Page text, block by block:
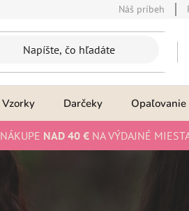
Náš príbeh
Vzorky Darčeky Opaľovanie
NAD 40 € NA VÝDAJNÉ